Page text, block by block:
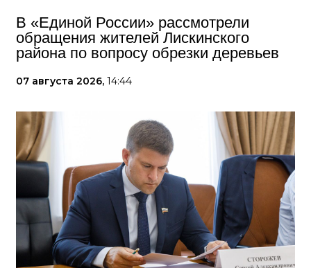
В «Единой России» рассмотрели
обращения жителей Лискинского
района по вопросу обрезки деревьев
07 августа 2026, 14:44